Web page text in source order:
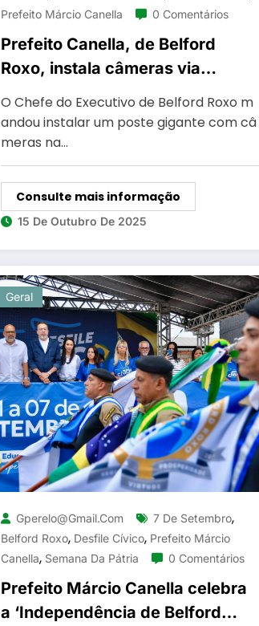
Prefeito Márcio Canella 0 Comentários
Prefeito Canella, de Belford
Roxo, instala câmeras via
satélite em áreas de mata para
coibir desmanches de carros
roubados no bairro Santa Teresa
O Chefe do Executivo de Belford Roxo m
andou instalar um poste gigante com câ
meras na…
Consulte mais informação
15 De Outubro De 2025
Geral
Gperelo@gmail.com 7 De Setembro,
Belford Roxo, Desfile Cívico, Prefeito Márcio
Canella, Semana Da Pátria 0 Comentários
Prefeito Márcio Canella celebra
a ‘Independência de Belford